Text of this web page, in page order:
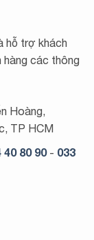
hỗ trợ khách
hàng các thông
Hoàng,
TP HCM
40 80 90 - 033